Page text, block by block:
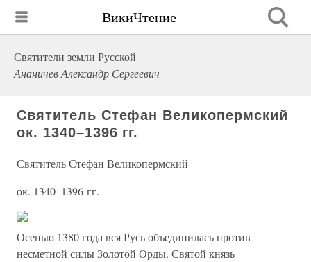
ВикиЧтение
Святители земли Русской
Ананичев Александр Сергеевич
Святитель Стефан Великопермский
ок. 1340–1396 гг.
Святитель Стефан Великопермский
ок. 1340–1396 гг.
Осенью 1380 года вся Русь объединилась против
несметной силы Золотой Орды. Святой князь